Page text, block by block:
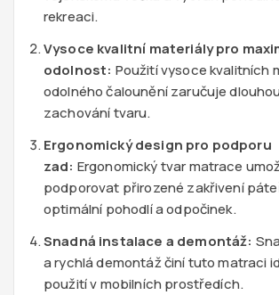
rekreaci.
Vysoce kvalitní materiály pro
odolnost: Použití vysoce kvalitních
odolného čalounění zaručuje
zachování tvaru.
Ergonomický design pro podporu
zad: Ergonomický tvar matrace
podporovat přirozené zakřivení
optimální pohodlí a odpočinek.
Snadná instalace a demontáž:
a rychlá demontáž činí tuto matraci
použití v mobilních prostředích.